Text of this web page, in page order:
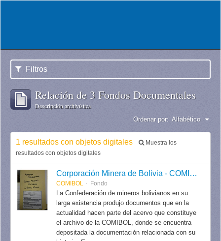
Filtros
Relación de 3 Fondos Documentales
Descripción archivística
Ordenar por: Alfabético
1 resultados con objetos digitales
Muestra los
resultados con objetos digitales
Corporación Minera de Bolivia - COMIBOL
COMIBOL Fondo
La Confederación de mineros bolivianos en su
larga existencia produjo documentos que en la
actualidad hacen parte del acervo que constituye
el archivo de la COMIBOL, donde se encuentra
depositada la documentación relacionada con su